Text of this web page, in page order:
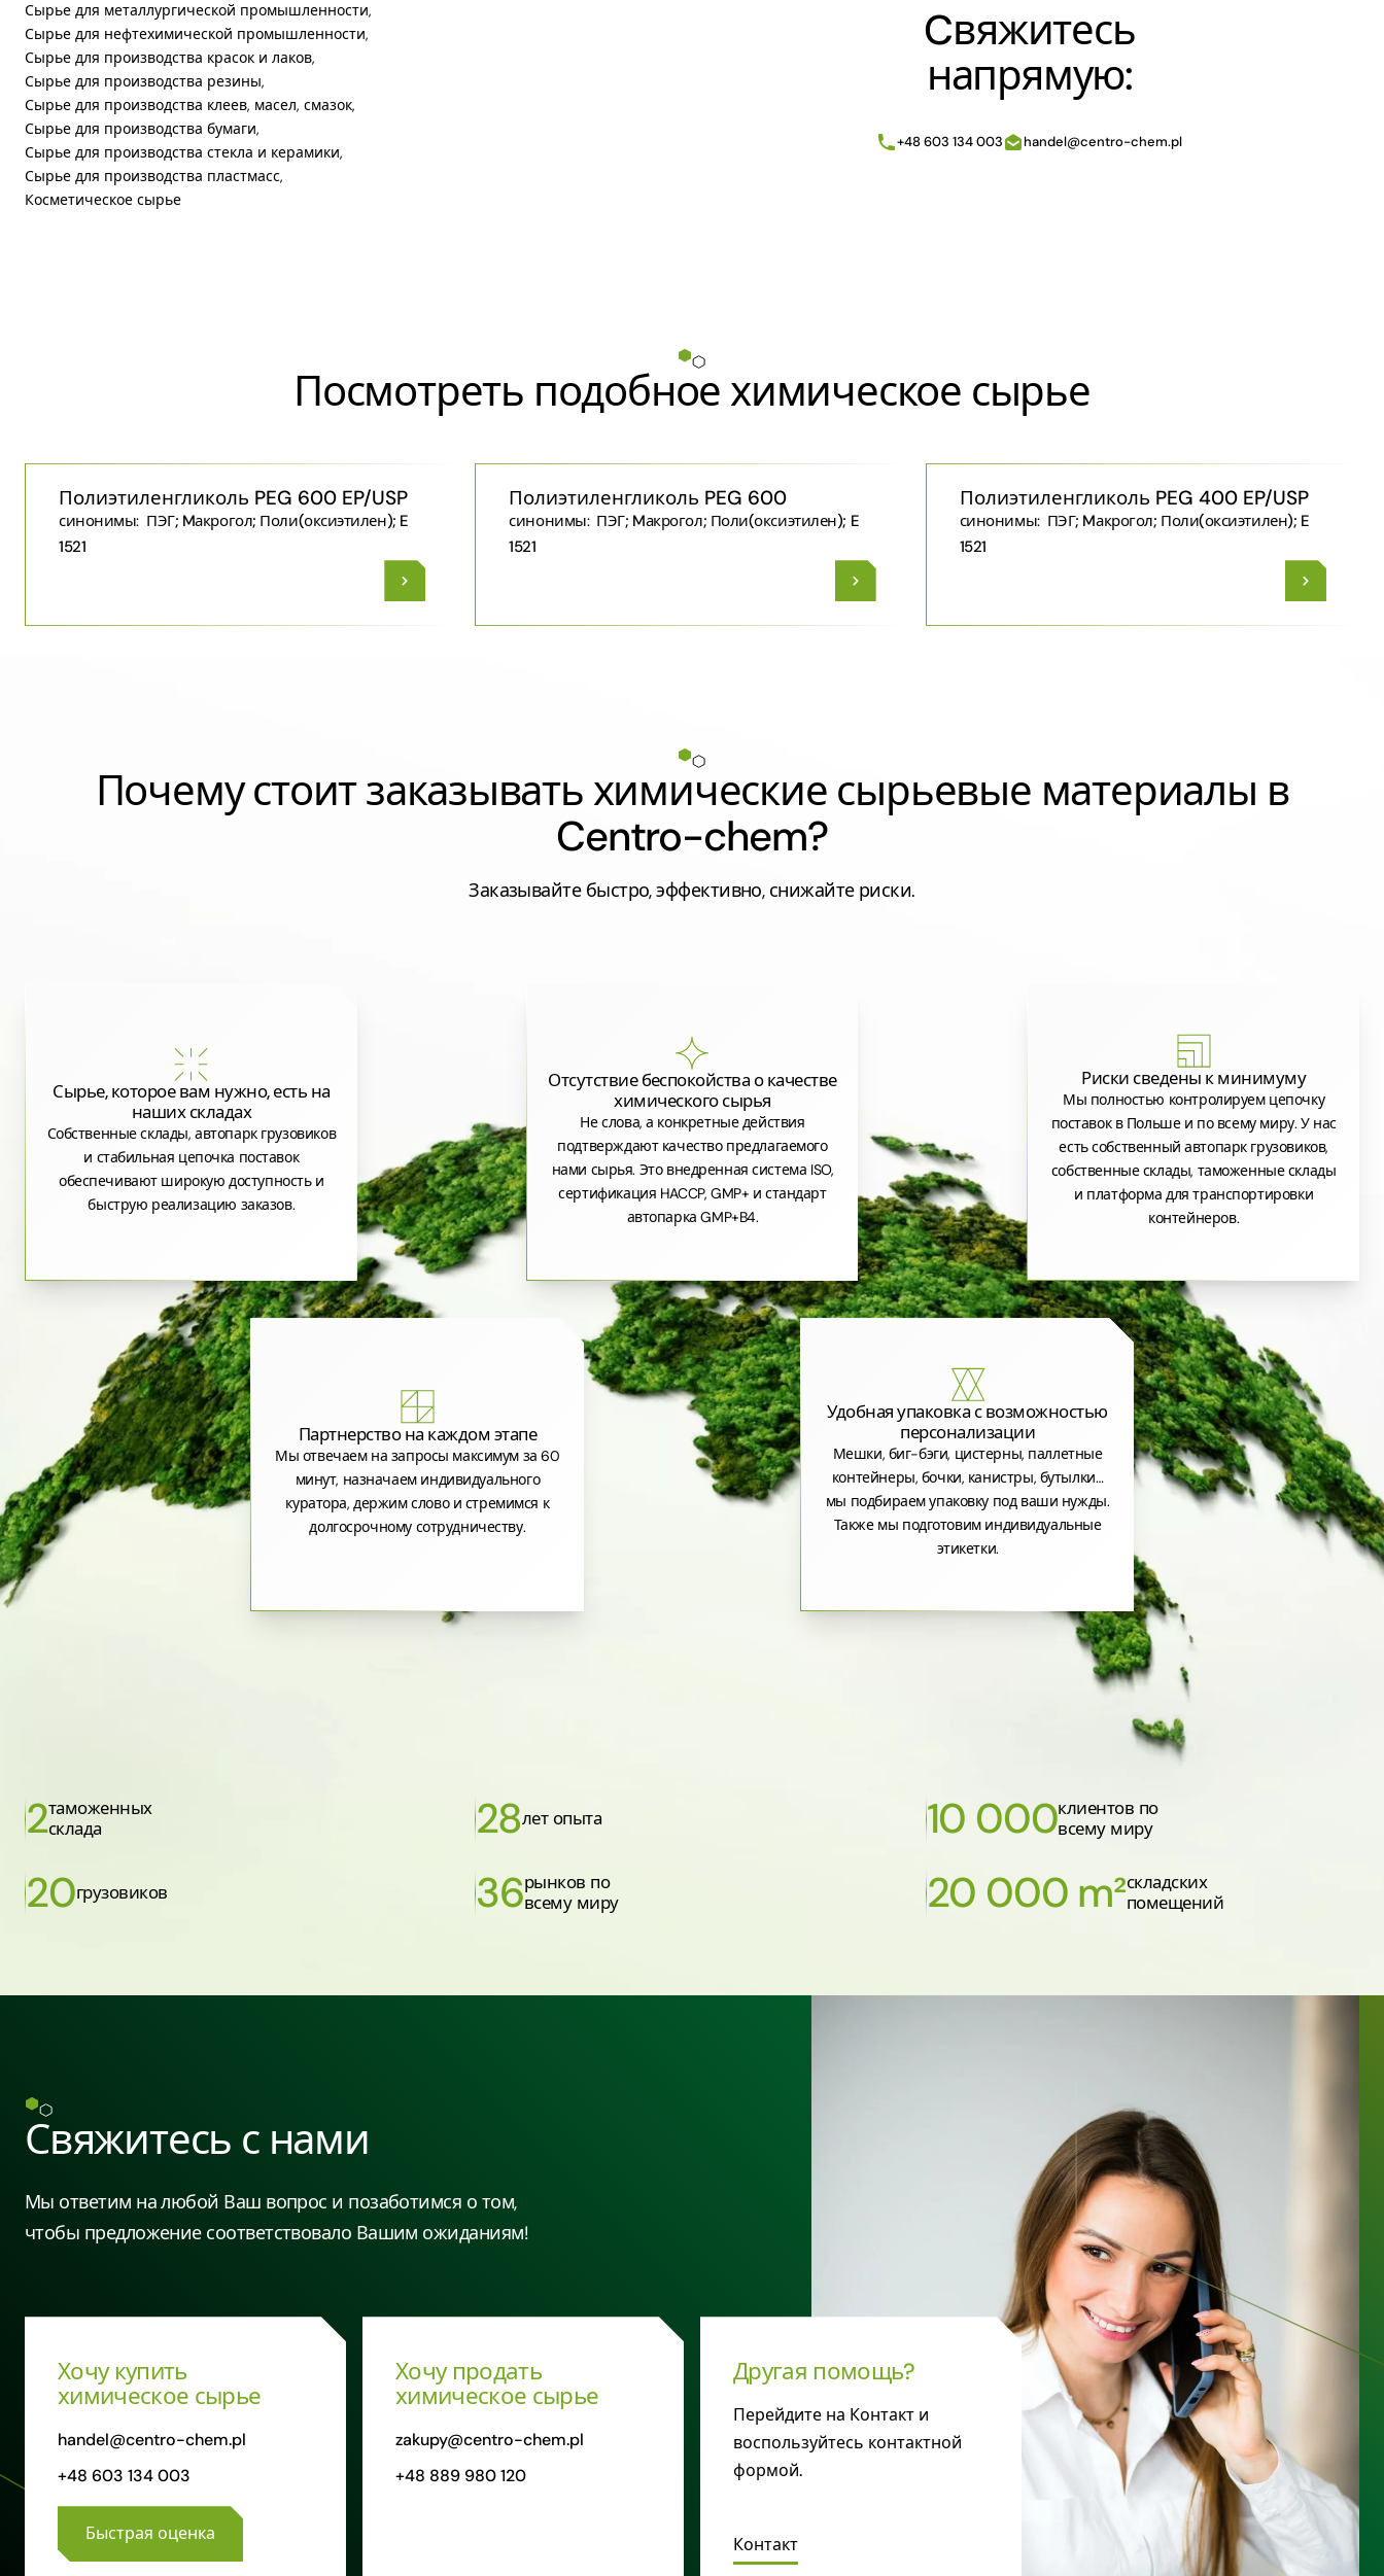
Сырье для металлургической промышленности,
Сырье для нефтехимической промышленности,
Сырье для производства красок и лаков,
Сырье для производства резины,
Сырье для производства клеев, масел, смазок,
Сырье для производства бумаги,
Сырье для производства стекла и керамики,
Сырье для производства пластмасс,
Косметическое сырье
Cвяжитесь
напрямую:
+48 603 134 003 handel@centro-chem.pl
Посмотреть подобное химическое сырье
Полиэтиленгликоль PEG 600 EP/USP
синонимы: ПЭГ; Mакрогол; Поли​(оксиэтилен)​; E
1521
Полиэтиленгликоль PEG 600
синонимы: ПЭГ; Mакрогол; Поли​(оксиэтилен)​; E
1521
Полиэтиленгликоль PEG 400 EP/USP
синонимы: ПЭГ; Mакрогол; Поли​(оксиэтилен)​; E
1521
Почему стоит заказывать химические сырьевые материалы в
Centro-chem?
Заказывайте быстро, эффективно, снижайте риски.
Сырье, которое вам нужно, есть на
наших складах
Собственные склады, автопарк грузовиков
и стабильная цепочка поставок
обеспечивают широкую доступность и
быструю реализацию заказов.
Отсутствие беспокойства о качестве
химического сырья
Не слова, а конкретные действия
подтверждают качество предлагаемого
нами сырья. Это внедренная система ISO,
сертификация HACCP, GMP+ и стандарт
автопарка GMP+B4.
Риски сведены к минимуму
Мы полностью контролируем цепочку
поставок в Польше и по всему миру. У нас
есть собственный автопарк грузовиков,
собственные склады, таможенные склады
и платформа для транспортировки
контейнеров.
Партнерство на каждом этапе
Мы отвечаем на запросы максимум за 60
минут, назначаем индивидуального
куратора, держим слово и стремимся к
долгосрочному сотрудничеству.
Удобная упаковка с возможностью
персонализации
Мешки, биг-бэги, цистерны, паллетные
контейнеры, бочки, канистры, бутылки…
мы подбираем упаковку под ваши нужды.
Также мы подготовим индивидуальные
этикетки.
2таможенных
склада
28лет опыта 10 000клиентов по
всему миру
20грузовиков 36рынков по
всему миру
20 000 m²складских
помещений
Свяжитесь с нами
Мы ответим на любой Ваш вопрос и позаботимся о том,
чтобы предложение соответствовало Вашим ожиданиям!
Хочу купить
химическое сырье
handel@centro-chem.pl
+48 603 134 003
Быстрая оценка
Хочу продать
химическое сырье
zakupy@centro-chem.pl
+48 889 980 120
Другая помощь?
Перейдите на Контакт и
воспользуйтесь контактной
формой.
Контакт